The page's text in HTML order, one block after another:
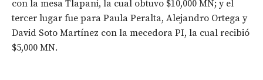
con la mesa Tlapani, la cual obtuvo $10,000 MN; y el
tercer lugar fue para Paula Peralta, Alejandro Ortega y
David Soto Martínez con la mecedora PI, la cual recibió
$5,000 MN.